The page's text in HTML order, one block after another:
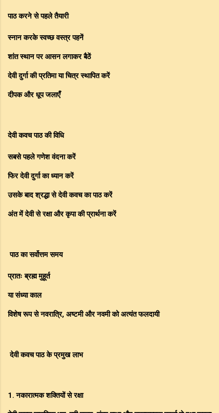
पाठ करने से पहले तैयारी
स्नान करके स्वच्छ वस्त्र पहनें
शांत स्थान पर आसन लगाकर बैठें
देवी दुर्गा की प्रतिमा या चित्र स्थापित करें
दीपक और धूप जलाएँ
देवी कवच पाठ की विधि
सबसे पहले गणेश वंदना करें
फिर देवी दुर्गा का ध्यान करें
उसके बाद श्रद्धा से देवी कवच का पाठ करें
अंत में देवी से रक्षा और कृपा की प्रार्थना करें
पाठ का सर्वोत्तम समय
प्रातः ब्रह्म मुहूर्त
या संध्या काल
विशेष रूप से नवरात्रि, अष्टमी और नवमी को अत्यंत फलदायी
देवी कवच पाठ के प्रमुख लाभ
1. नकारात्मक शक्तियों से रक्षा